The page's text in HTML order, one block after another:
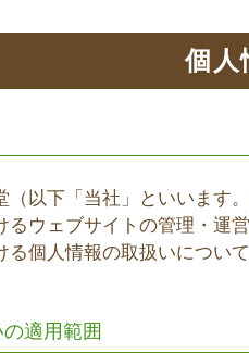
個人
（以下「当社」といいます
るウェブサイトの管理・運
る個人情報の取扱いについ
適用範囲